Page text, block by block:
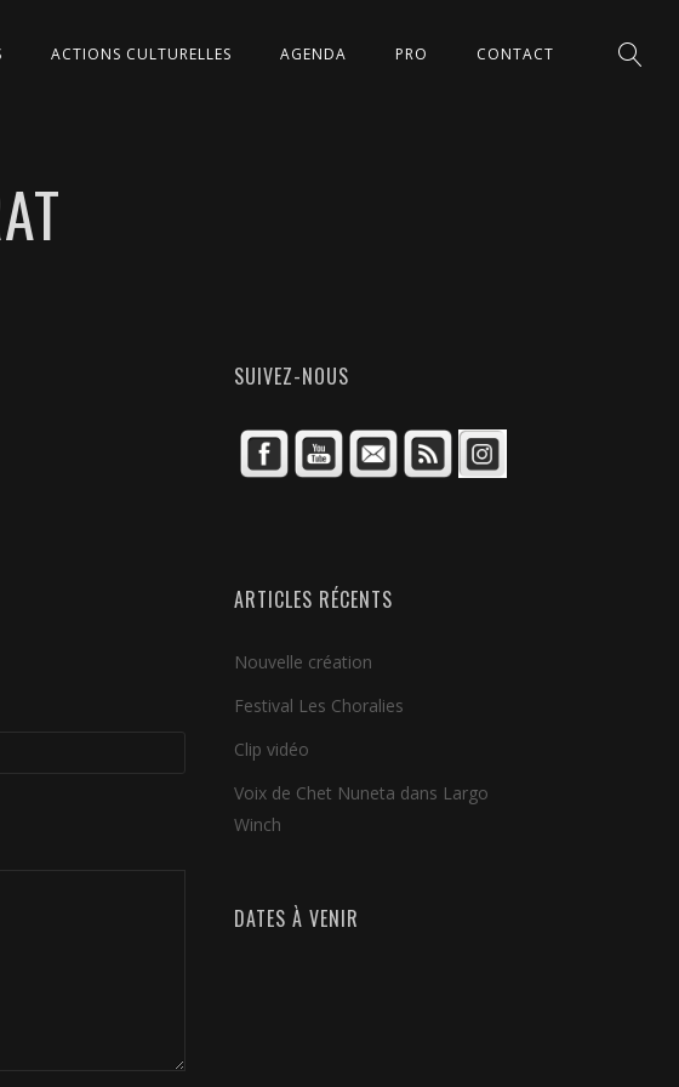
ACTIONS CULTURELLES AGENDA PRO CONTACT
SUIVEZ-NOUS
ARTICLES RÉCENTS
Nouvelle création
Festival Les Choralies
Clip vidéo
Voix de Chet Nuneta dans Largo
Winch
DATES À VENIR